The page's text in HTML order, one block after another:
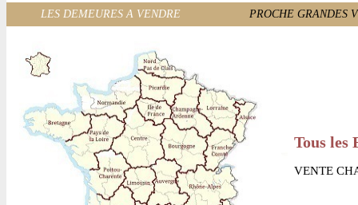
LES DEMEURES A VENDRE PROCHE GRANDES
Tous les
VENTE